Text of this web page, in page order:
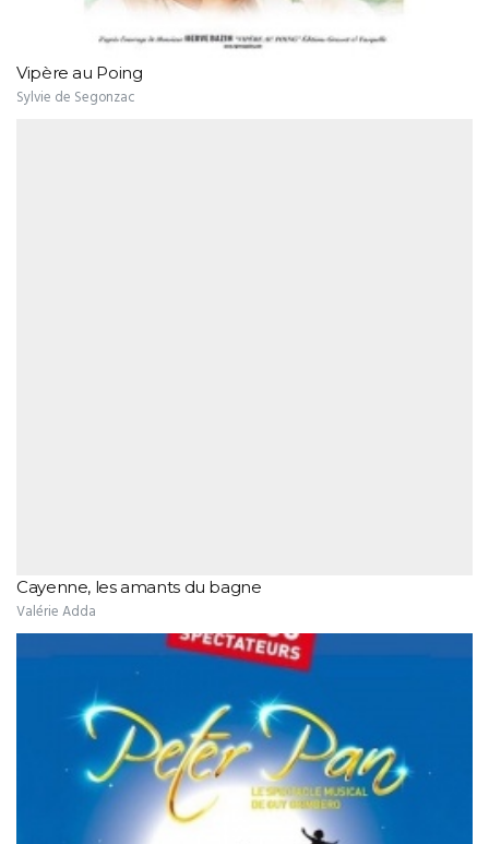
Vipère au Poing
Sylvie de Segonzac
Cayenne, les amants du bagne
Valérie Adda